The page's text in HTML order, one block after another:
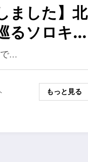
ました】北
るソロキャ
、五感で
…
もっと見る